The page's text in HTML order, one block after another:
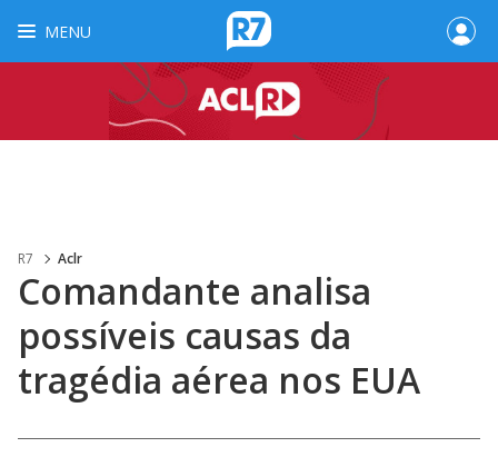
MENU
R7 Aclr
Comandante analisa
possíveis causas da
tragédia aérea nos EUA